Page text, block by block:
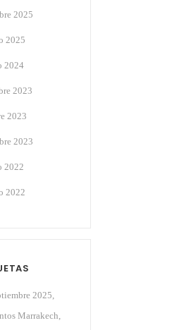
2025
2025
2024
2023
2023
2023
2022
2022
2025
Marrakech